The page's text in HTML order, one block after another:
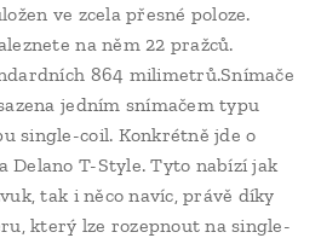
ve zcela přesné poloze.
na něm 22 pražců.
864 milimetrů.Snímače
jedním snímačem typu
single-coil. Konkrétně jde o
Delano T-Style. Tyto nabízí jak
tak i něco navíc, právě díky
který lze rozepnout na single-